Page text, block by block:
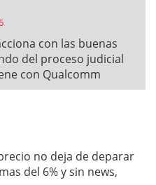
con las buenas
del proceso judicial
con Qualcomm
no deja de deparar
del 6% y sin news,